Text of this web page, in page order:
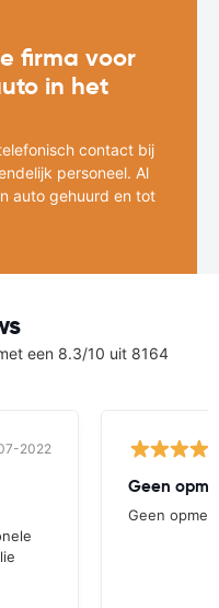
firma voor
in het
contact bij
personeel. Al
auto gehuurd en tot
een 8.3/10 uit 8164
2022
Geen
Geen